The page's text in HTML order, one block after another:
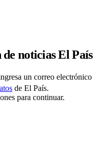
noticias El País
un correo electrónico
de El País.
para continuar.